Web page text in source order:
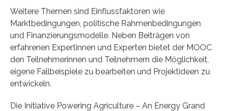
Weitere Themen sind Einflussfaktoren wie
Marktbedingungen, politische Rahmenbedingungen
und Finanzierungsmodelle. Neben Beiträgen von
erfahrenen Expertinnen und Experten bietet der MOOC
den Teilnehmerinnen und Teilnehmern die Möglichkeit,
eigene Fallbeispiele zu bearbeiten und Projektideen zu
entwickeln.
Die Initiative Powering Agriculture – An Energy Grand